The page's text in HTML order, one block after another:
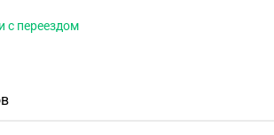
с переездом